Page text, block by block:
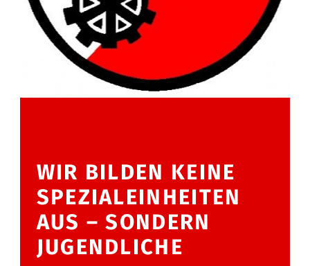
WIR BILDEN KEINE
SPEZIALEINHEITEN
AUS – SONDERN
JUGENDLICHE